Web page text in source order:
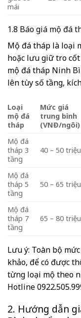
mái
1.8 Báo giá mộ đá
Mộ đá tháp là loại
hoặc lưu giữ tro cốt
mộ đá tháp Ninh
lên tùy số tầng,
Loại
mộ đá
tháp
Mức giá
trung bình
(VNĐ/ngôi)
Mộ đá
tháp 3
tầng
40 – 50 triệu
Mộ đá
tháp 5
tầng
50 – 65 triệu
Mộ đá
tháp 7
tầng
65 – 80 triệu
Lưu ý: Toàn bộ
khảo, để có được
từng loại mộ theo
Hotline
2. Hướng dẫn